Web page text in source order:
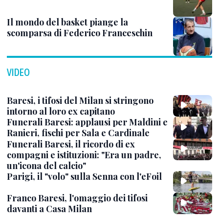
Il mondo del basket piange la
scomparsa di Federico Franceschin
VIDEO
Baresi, i tifosi del Milan si stringono
intorno al loro ex capitano
Funerali Baresi: applausi per Maldini e
Ranieri, fischi per Sala e Cardinale
Funerali Baresi, il ricordo di ex
compagni e istituzioni: "Era un padre,
un'icona del calcio"
Parigi, il "volo" sulla Senna con l'eFoil
Franco Baresi, l'omaggio dei tifosi
davanti a Casa Milan